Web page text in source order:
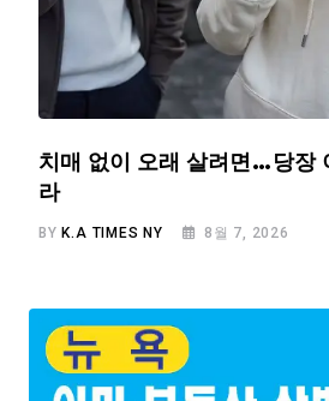
치매 없이 오래 살려면…당장
라
BYK.A TIMES NY 8월 7, 2026